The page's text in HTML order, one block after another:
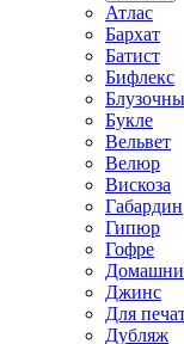
Атлас
Бархат
Батист
Бифлекс
Букле
Вельвет
Велюр
Вискоза
Габардин
Гипюр
Гофре
Джинс
Для
Дубляж